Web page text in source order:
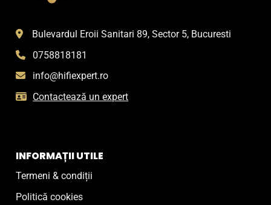
Bulevardul Eroii Sanitari 89, Sector 5, Bucuresti
0758818181
info@hifiexpert.ro
Contactează un expert
INFORMAȚII UTILE
Termeni & condiții
Politică cookies